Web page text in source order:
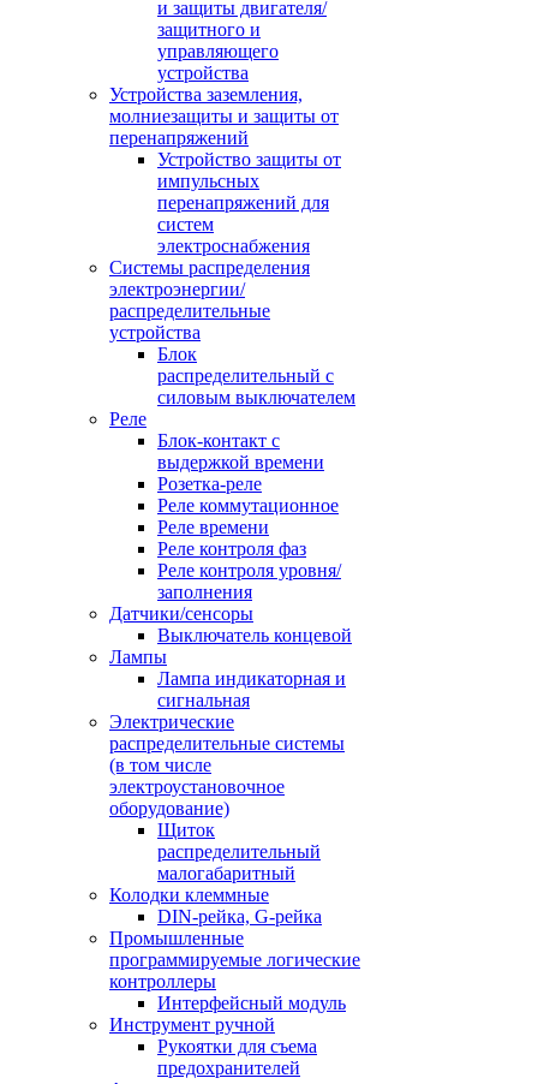
и защиты двигателя/
защитного и
управляющего
устройства
Устройства заземления,
молниезащиты и защиты от
перенапряжений
Устройство защиты от
импульсных
перенапряжений для
систем
электроснабжения
Системы распределения
электроэнергии/
распределительные
устройства
Блок
распределительный с
силовым выключателем
Реле
Блок-контакт с
выдержкой времени
Розетка-реле
Реле коммутационное
Реле времени
Реле контроля фаз
Реле контроля уровня/
заполнения
Датчики/сенсоры
Выключатель концевой
Лампы
Лампа индикаторная и
сигнальная
Электрические
распределительные системы
(в том числе
электроустановочное
оборудование)
Щиток
распределительный
малогабаритный
Колодки клеммные
DIN-рейка, G-рейка
Промышленные
программируемые логические
контроллеры
Интерфейсный модуль
Инструмент ручной
Рукоятки для съема
предохранителей